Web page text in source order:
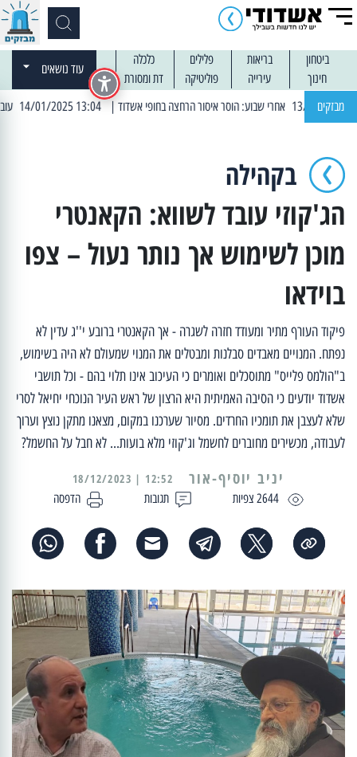
ביטחון בריאות פלילים
כלכלה
חינוך
עירייה פוליטיקה דת ומסורת
עוד נושאים
מבזקים | 13:04 14/01/2025 עובדים בלילות: עבודות קרצוף וריבוד אספלט
בקהילה
הג'קוזי עובד לשווא: הקאנטרי
מוכן לשימוש אך נותר נעול – צפו
בוידאו
פיקוד העורף מתיר ומעודד חזרה לשגרה - אך הקאנטרי ברובע י''ג עדין לא
נפתח. המנויים מאבדים סבלנות ומבטלים את המנוי שמעולם לא היה בשימוש,
ב"הולמס פלייס" מתוסכלים ואומרים כי העיכוב אינו תלוי בהם - וכל תושבי
אשדוד יודעים כי הסיבה האמיתית היא הרצון של ראש העיר הנוכחי יחיאל לסרי
שלא לעצבן את תומכיו החרדים. מסיור שערכנו במקום, מצאנו מתקן נוצץ וערוך
לעבודה, מכשירים מחוברים לחשמל וג'קוזי מלא בועות... לא חבל על החשמל?
2644 צפיות תגובות הדפסה
יניב יוסיף-אור 12:52 | 18/12/2023